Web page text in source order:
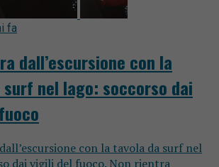
fa
dall’escursione con la
nel lago: soccorso dai
con la tavola da surf nel
dai vigili del fuoco. Non rientra